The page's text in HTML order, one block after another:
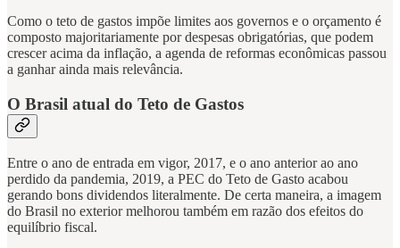
Como o teto de gastos impõe limites aos governos e o orçamento é
composto majoritariamente por despesas obrigatórias, que podem
crescer acima da inflação, a agenda de reformas econômicas passou
a ganhar ainda mais relevância.
O Brasil atual do Teto de Gastos
Entre o ano de entrada em vigor, 2017, e o ano anterior ao ano
perdido da pandemia, 2019, a PEC do Teto de Gasto acabou
gerando bons dividendos literalmente. De certa maneira, a imagem
do Brasil no exterior melhorou também em razão dos efeitos do
equilíbrio fiscal.